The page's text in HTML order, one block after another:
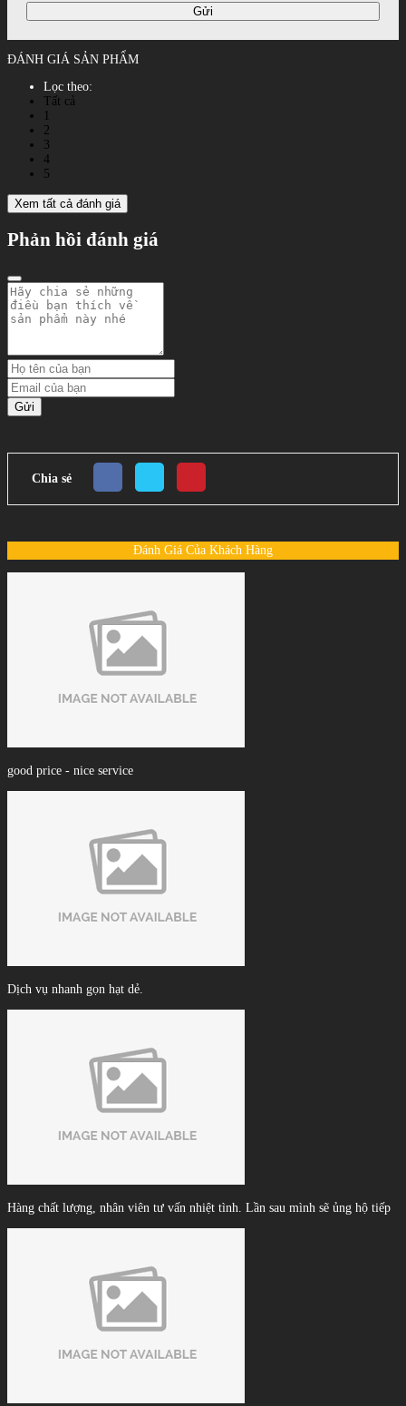
Gửi
ĐÁNH GIÁ SẢN PHẨM
Lọc theo:
Tất cả
2
3
4
5
Xem tất cả đánh giá
Phản hồi đánh giá
Gửi
Chia sẻ
Đánh Giá Của Khách Hàng
good price - nice service
Dịch vụ nhanh gọn hạt dẻ.
Hàng chất lượng, nhân viên tư vấn nhiệt tình. Lần sau mình sẽ ủng hộ tiếp